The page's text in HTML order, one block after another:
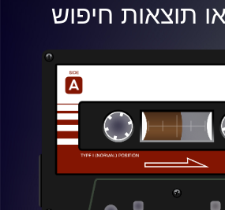
תוצאות חיפוש